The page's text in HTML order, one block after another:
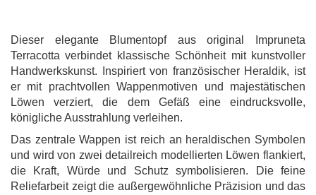
Dieser elegante Blumentopf aus original Impruneta
Terracotta verbindet klassische Schönheit mit kunstvoller
Handwerkskunst. Inspiriert von französischer Heraldik, ist
er mit prachtvollen Wappenmotiven und majestätischen
Löwen verziert, die dem Gefäß eine eindrucksvolle,
königliche Ausstrahlung verleihen.
Das zentrale Wappen ist reich an heraldischen Symbolen
und wird von zwei detailreich modellierten Löwen flankiert,
die Kraft, Würde und Schutz symbolisieren. Die feine
Reliefarbeit zeigt die außergewöhnliche Präzision und das